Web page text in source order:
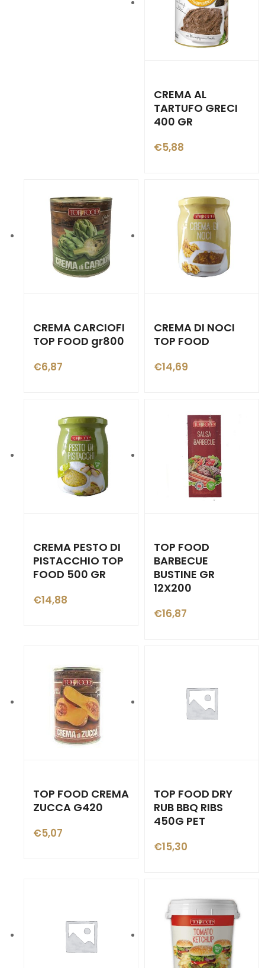
CREMA AL
TARTUFO GRECI
400 GR
€5,88
CREMA CARCIOFI
TOP FOOD gr800
€6,87
CREMA DI NOCI
TOP FOOD
€14,69
CREMA PESTO DI
PISTACCHIO TOP
FOOD 500 GR
€14,88
TOP FOOD
BARBECUE
BUSTINE GR
12X200
€16,87
TOP FOOD CREMA
ZUCCA G420
€5,07
TOP FOOD DRY
RUB BBQ RIBS
450G PET
€15,30